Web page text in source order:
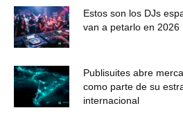
Estos son los DJs
van a petarlo en 2026
Publisuites abre
como parte de su
internacional